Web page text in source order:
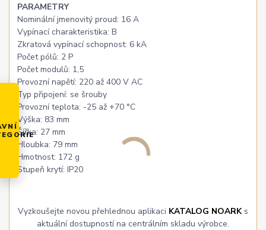
PARAMETRY
Nominální jmenovitý proud: 16 A
Vypínací charakteristika: B
Zkratová vypínací schopnost: 6 kA
Počet pólů: 2 P
Počet modulů: 1,5
Provozní napětí: 220 až 400 V AC
Typ připojení: se šrouby
Provozní teplota: -25 až +70 °C
Výška: 83 mm
Šířka: 27 mm
Hloubka: 79 mm
Hmotnost: 172 g
Stupeň krytí: IP20
Vyzkoušejte novou přehlednou aplikaci KATALOG NOARKs
aktuální dostupností na centrálním skladu výrobce.